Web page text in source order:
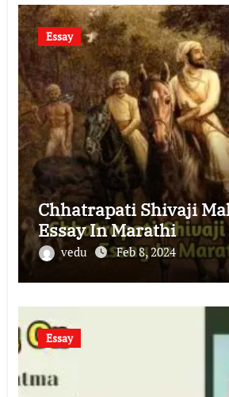
Essay
Chhatrapati Shivaji
Essay In Marathi
vedu Feb 8, 2024
Essay